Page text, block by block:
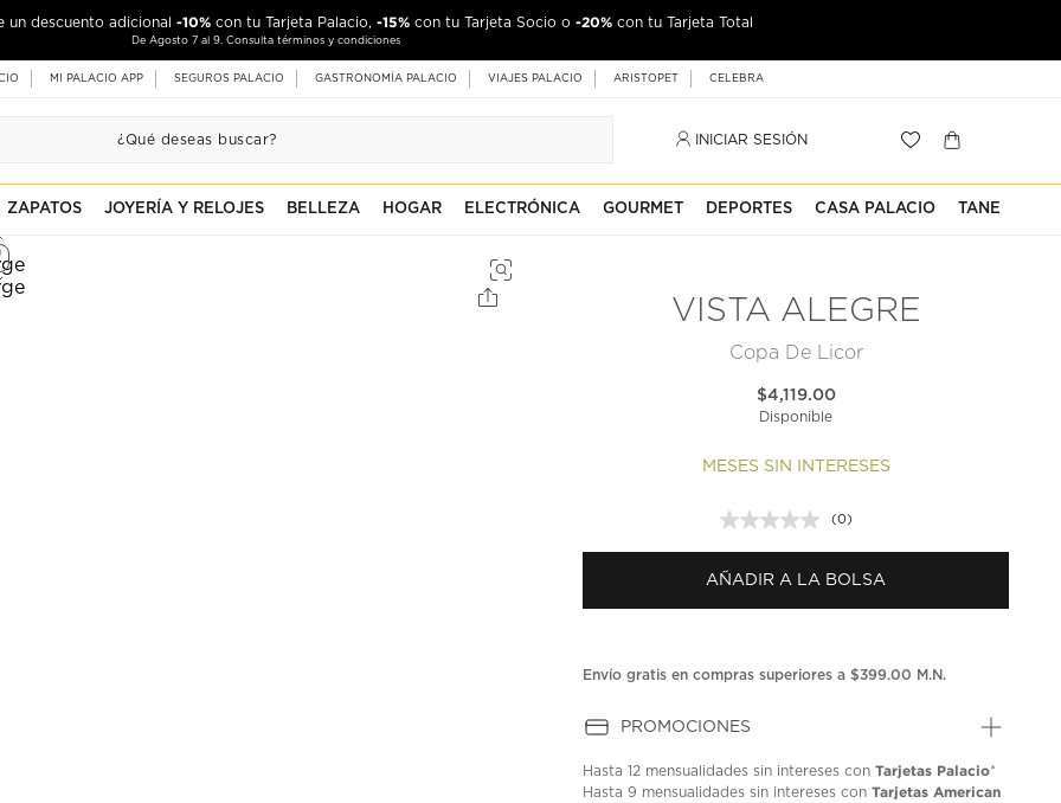
un descuento adicional -10% con tu Tarjeta Palacio, -15% con tu Tarjeta Socio o -20% con tu Tarjeta Total
De Agosto 7 al 9. Consulta términos y condiciones
MI PALACIO APP SEGUROS PALACIO GASTRONOMÍA PALACIO VIAJES PALACIO ARISTOPET CELEBRA
INICIAR SESIÓN
ZAPATOS JOYERÍA Y RELOJES BELLEZA HOGAR ELECTRÓNICA GOURMET DEPORTES CASA PALACIO TANE
VISTA ALEGRE
Copa De Licor
$4,119.00
Disponible
MESES SIN INTERESES
Sin
puntuación.
en
la
(0)
AÑADIR A LA BOLSA
Envío gratis en compras superiores a $399.00 M.N.
PROMOCIONES
Hasta12 mensualidades sin intereses conTarjetas Palacio*
Hasta9 mensualidades sin intereses conTarjetas American